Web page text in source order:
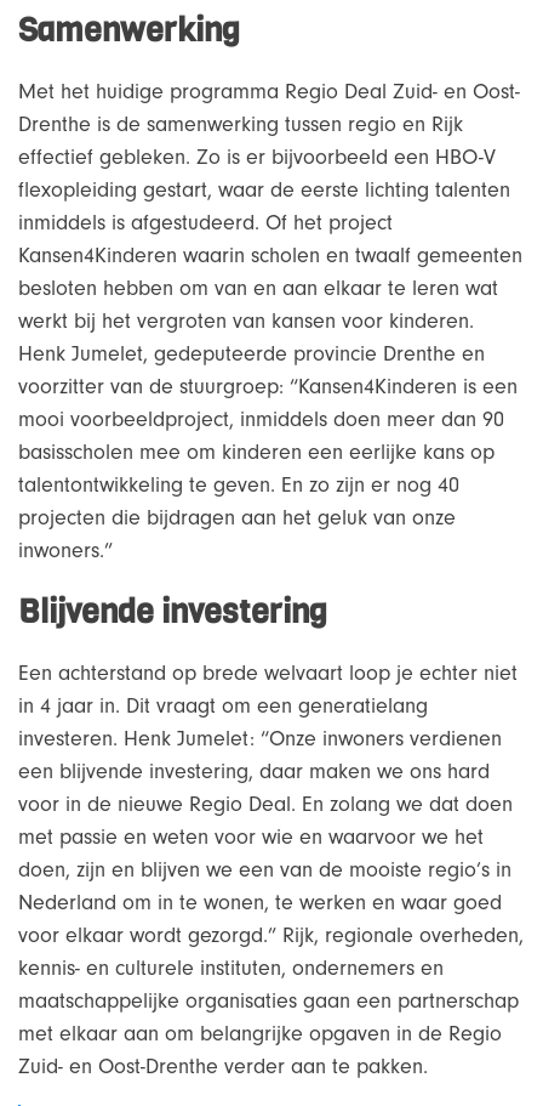
Samenwerking
Met het huidige programma Regio Deal Zuid- en Oost-
Drenthe is de samenwerking tussen regio en Rijk
effectief gebleken. Zo is er bijvoorbeeld een HBO-V
flexopleiding gestart, waar de eerste lichting talenten
inmiddels is afgestudeerd. Of het project
Kansen4Kinderen waarin scholen en twaalf gemeenten
besloten hebben om van en aan elkaar te leren wat
werkt bij het vergroten van kansen voor kinderen.
Henk Jumelet, gedeputeerde provincie Drenthe en
voorzitter van de stuurgroep: “Kansen4Kinderen is een
mooi voorbeeldproject, inmiddels doen meer dan 90
basisscholen mee om kinderen een eerlijke kans op
talentontwikkeling te geven. En zo zijn er nog 40
projecten die bijdragen aan het geluk van onze
inwoners.”
Blijvende investering
Een achterstand op brede welvaart loop je echter niet
in 4 jaar in. Dit vraagt om een generatielang
investeren. Henk Jumelet: “Onze inwoners verdienen
een blijvende investering, daar maken we ons hard
voor in de nieuwe Regio Deal. En zolang we dat doen
met passie en weten voor wie en waarvoor we het
doen, zijn en blijven we een van de mooiste regio’s in
Nederland om in te wonen, te werken en waar goed
voor elkaar wordt gezorgd.” Rijk, regionale overheden,
kennis- en culturele instituten, ondernemers en
maatschappelijke organisaties gaan een partnerschap
met elkaar aan om belangrijke opgaven in de Regio
Zuid- en Oost-Drenthe verder aan te pakken.